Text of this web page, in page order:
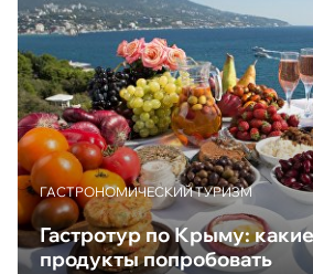
ГАСТРОНОМИЧЕСКИЙ ТУРИЗМ
Гастротур по Крыму:
продукты попробовать